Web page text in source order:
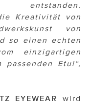
entstanden.
Kreativität von
von
so einen echten
einzigartigen
Etui“,
EYEWEAR
wird